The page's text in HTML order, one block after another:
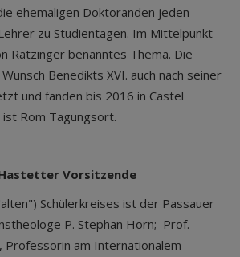
ehemaligen Doktoranden jeden
zu Studientagen. Im Mittelpunkt
Ratzinger benanntes Thema. Die
Benedikts XVI. auch nach seiner
und fanden bis 2016 in Castel
Rom Tagungsort.
Vorsitzende
Schülerkreises ist der Passauer
P. Stephan Horn; Prof.
Professorin am Internationalem